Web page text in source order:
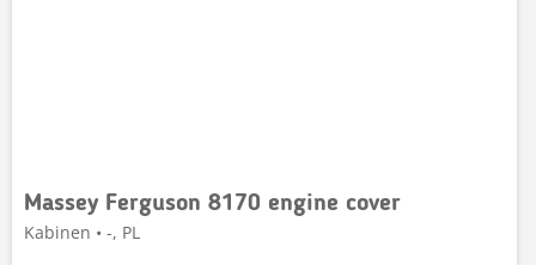
Massey Ferguson 8170 engine cover
Kabinen • -, PL